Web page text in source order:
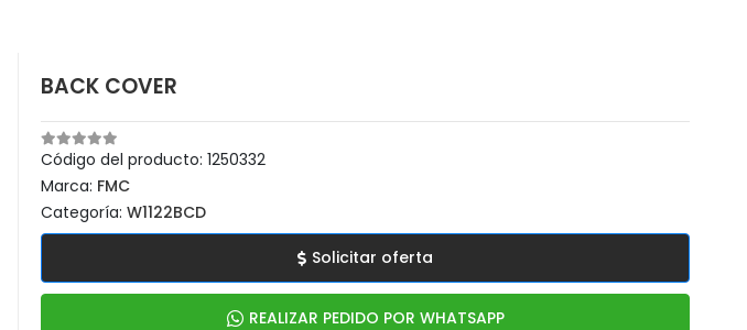
BACK COVER
Código del producto: 1250332
Marca: FMC
Categoría: W1122BCD
Solicitar oferta
REALIZAR PEDIDO POR WHATSAPP